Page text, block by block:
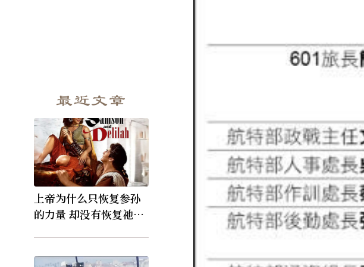
最近文章
上帝为什么只恢复参孙
的力量 却没有恢复祂的